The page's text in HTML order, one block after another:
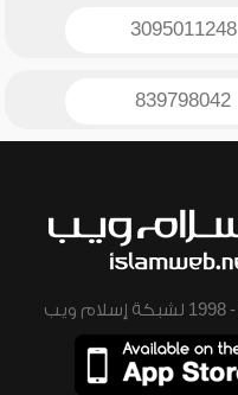
3095011248
839798042